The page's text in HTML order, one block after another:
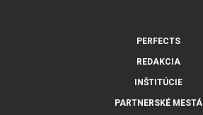
PERFECTS
REDAKCIA
INŠTITÚCIE
PARTNERSKÉ MESTÁ